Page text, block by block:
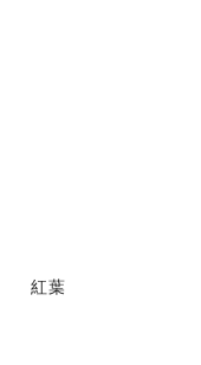
紅葉